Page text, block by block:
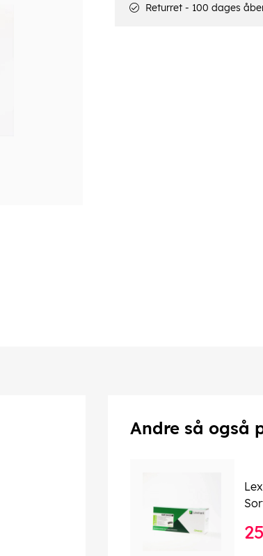
Returret - 100 dages
Andre så også